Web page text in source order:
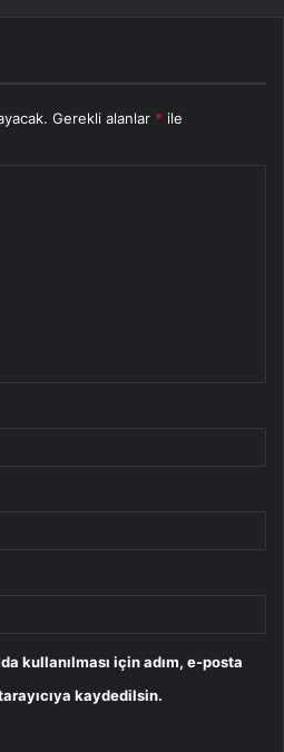
Gerekli alanlar * ile
kullanılması için adım, e-posta
kaydedilsin.